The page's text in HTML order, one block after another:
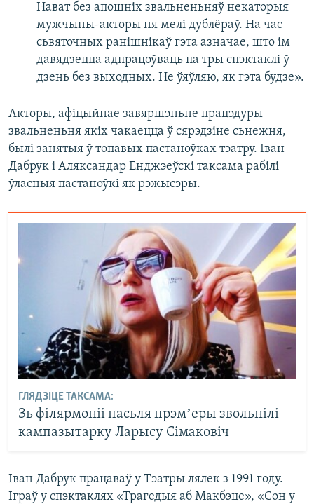
Нават без апошніх звальненьняў некаторыя
мужчыны-акторы ня мелі дублёраў. На час
сьвяточных ранішнікаў гэта азначае, што ім
давядзецца адпрацоўваць па тры спэктаклі ў
дзень без выходных. Не ўяўляю, як гэта будзе».
Акторы, афіцыйнае завяршэньне працэдуры
звальненьня якіх чакаецца ў сярэдзіне сьнежня,
былі занятыя ў топавых пастаноўках тэатру. Іван
Дабрук і Аляксандар Енджэеўскі таксама рабілі
ўласныя пастаноўкі як рэжысэры.
ГЛЯДЗІЦЕ ТАКСАМА:
Зь філярмоніі пасьля прэмʼеры звольнілі
кампазытарку Ларысу Сімаковіч
Іван Дабрук працаваў у Тэатры лялек з 1991 году.
Іграў у спэктаклях «Трагедыя аб Макбэце», «Сон у